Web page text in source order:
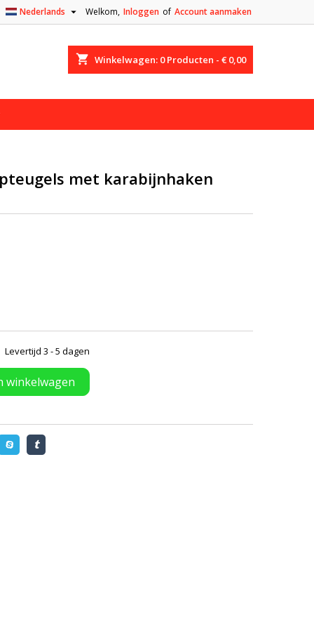
Welkom, Inloggen of Account aanmaken
Nederlands 
shopping_cart Winkelwagen: 0Producten - € 0,00
met karabijnhaken
Levertijd 3 - 5 dagen
winkelwagen